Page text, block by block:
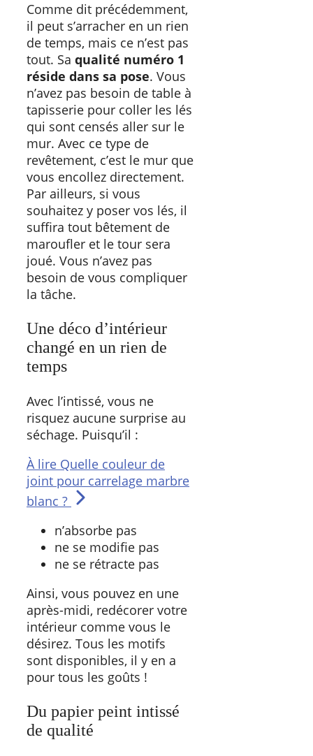
Comme dit précédemment,
il peut s’arracher en un rien
de temps, mais ce n’est pas
tout. Sa qualité numéro 1
réside dans sa pose. Vous
n’avez pas besoin de table à
tapisserie pour coller les lés
qui sont censés aller sur le
mur. Avec ce type de
revêtement, c’est le mur que
vous encollez directement.
Par ailleurs, si vous
souhaitez y poser vos lés, il
suffira tout bêtement de
maroufler et le tour sera
joué. Vous n’avez pas
besoin de vous compliquer
la tâche.
Une déco d’intérieur
changé en un rien de
temps
Avec l’intissé, vous ne
risquez aucune surprise au
séchage. Puisqu’il :
À lire Quelle couleur de
joint pour carrelage marbre
blanc ?
n’absorbe pas
ne se modifie pas
ne se rétracte pas
Ainsi, vous pouvez en une
après-midi, redécorer votre
intérieur comme vous le
désirez. Tous les motifs
sont disponibles, il y en a
pour tous les goûts !
Du papier peint intissé
de qualité